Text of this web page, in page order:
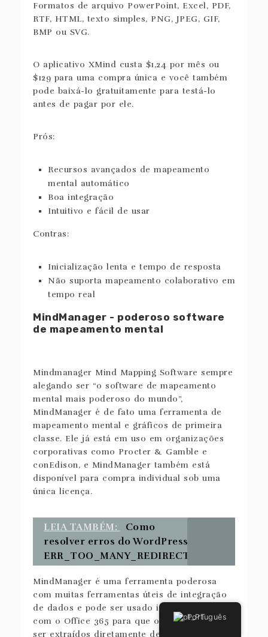
Formatos de arquivo PowerPoint, Excel, PDF,
RTF, HTML, texto simples, PNG, JPEG, GIF,
BMP ou SVG.
O aplicativo XMind custa $1,24 por mês ou
$129 para uma compra única e você também
pode baixá-lo gratuitamente para testá-lo
antes de pagar por ele.
Prós:
Recursos avançados de mapeamento
mental automático
Boa integração
Intuitivo e fácil de usar
Contras:
Inicialização lenta e tempo de resposta
Não suporta mapeamento colaborativo em
tempo real
MindManager - poderoso software
de mapeamento mental
Mindmanager Mind Mapping Software sempre
alegando ser “o software de mapeamento
mental mais poderoso do mundo”,
MindManager é de fato uma ferramenta de
mapeamento mental e gráficos de primeira
classe. Ele já está em uso em organizações
corporativas como Procter & Gamble e
conEdison, e MindManager também está
disponível para compra individual sob uma
única licença.
LEIA TAMBÉM:
Como
resolver erros do WordPress
ERR_TOO_MANY_REDIRECTS
MindManager é uma ferramenta poderosa
com muitas ferramentas úteis de integração
de dados e pode ser usado integrando-se
com o Office 365 para que os dados possam
ser extraídos diretamente de aplicativos
Português